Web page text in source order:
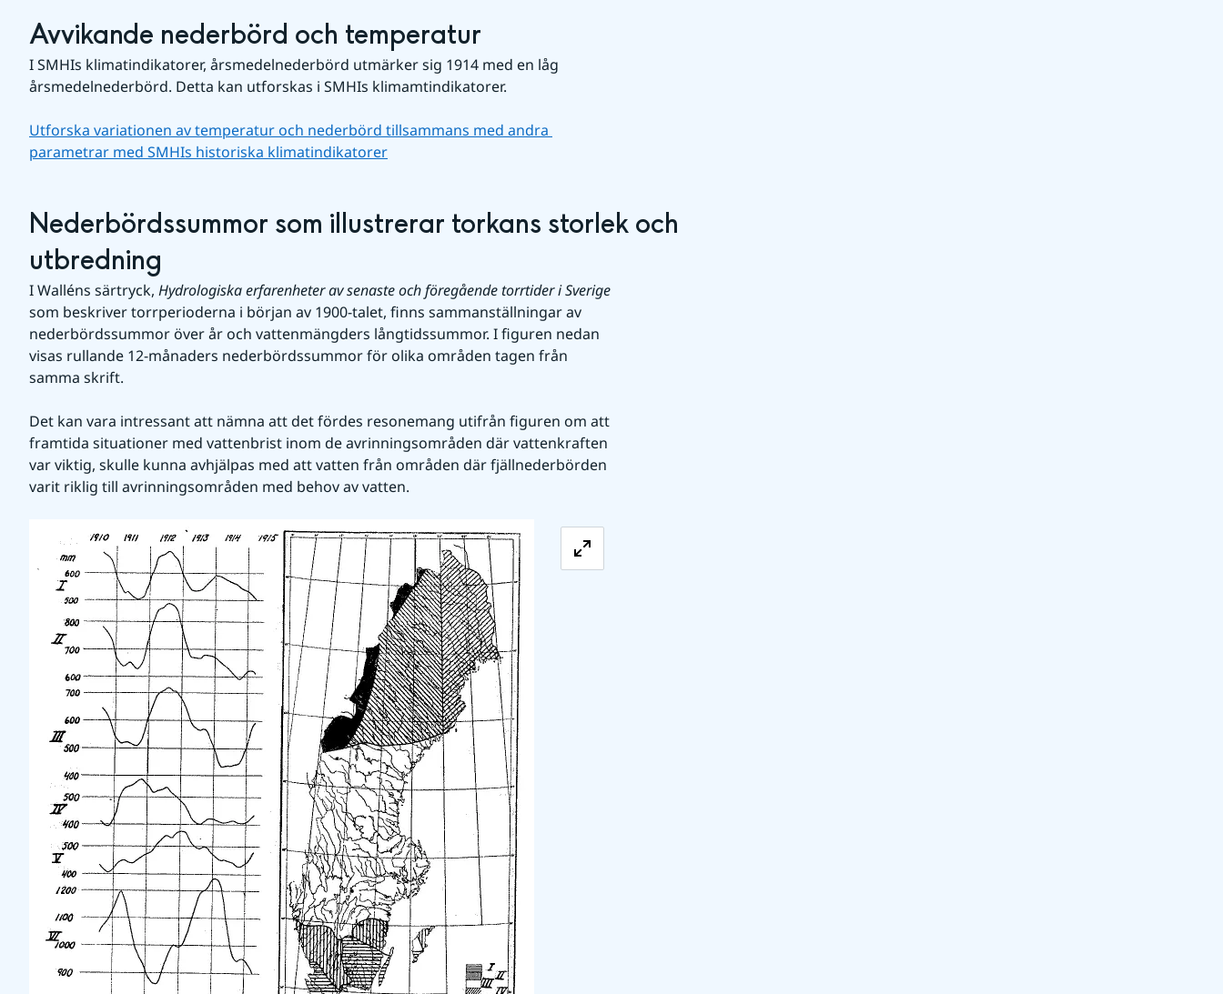
Avvikande nederbörd och temperatur
I SMHIs klimatindikatorer, årsmedelnederbörd utmärker sig 1914 med en låg
årsmedelnederbörd. Detta kan utforskas i SMHIs klimamtindikatorer.
Utforska variationen av temperatur och nederbörd tillsammans med andra
parametrar med SMHIs historiska klimatindikatorer
Nederbördssummor som illustrerar torkans storlek och
utbredning
I Walléns särtryck,
som beskriver torrperioderna i början av 1900-talet, finns sammanställningar av
nederbördssummor över år och vattenmängders långtidssummor. I figuren nedan
visas rullande 12-månaders nederbördssummor för olika områden tagen från
samma skrift.
Det kan vara intressant att nämna att det fördes resonemang utifrån figuren om att
framtida situationer med vattenbrist inom de avrinningsområden där vattenkraften
var viktig, skulle kunna avhjälpas med att vatten från områden där fjällnederbörden
varit riklig till avrinningsområden med behov av vatten.